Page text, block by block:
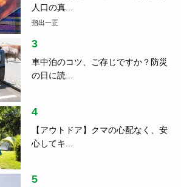
人口の真...
指出一正
3
車中泊のコツ、ご存じですか？防災
の日に読...
4
【アウトドア】クマの心配なく、安
心してキ...
5